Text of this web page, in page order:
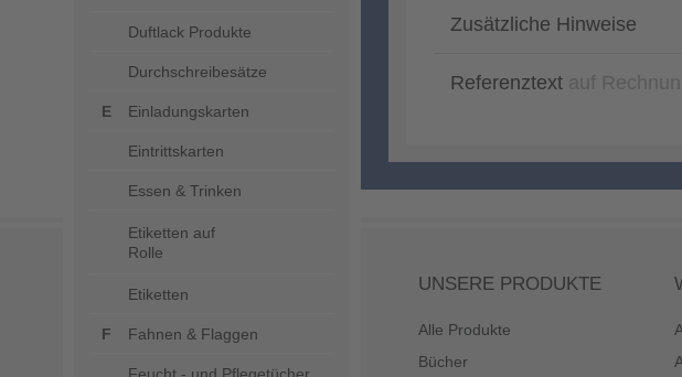
Duftlack Produkte
Durchschreibesätze
Einladungskarten
Eintrittskarten
Essen & Trinken
Etiketten auf
Rolle
Etiketten
Fahnen & Flaggen
Zusätzliche Hinweise
Referenztext
UNSERE PRODUKTE
Alle Produkte
Bücher